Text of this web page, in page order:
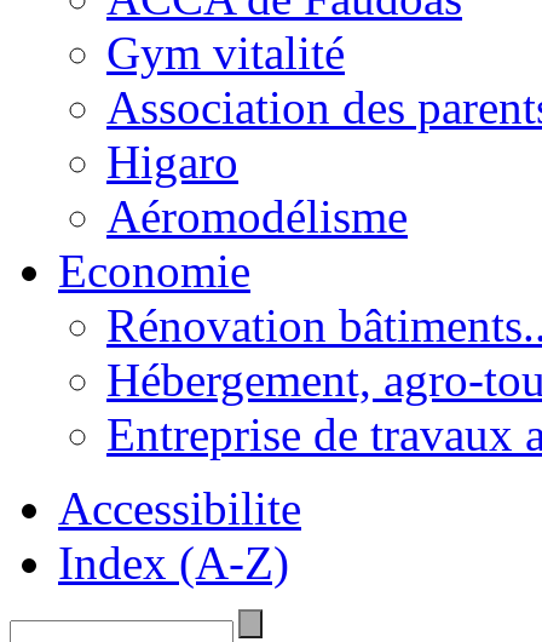
Gym vitalité
Association des
Higaro
Aéromodélisme
Economie
Rénovation
Hébergement, agro-
Entreprise de travaux
Accessibilite
Index (A-Z)